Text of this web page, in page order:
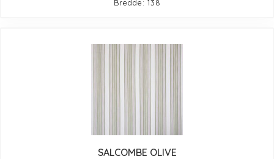
Bredde: 138
SALCOMBE OLIVE